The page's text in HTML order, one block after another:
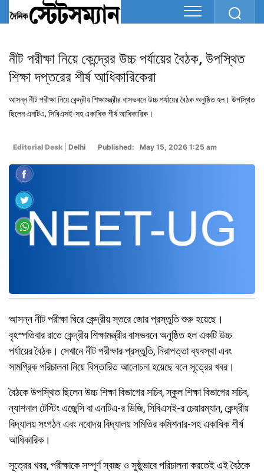
নীট পরীক্ষা নিয়ে কেন্দ্রের উচ্চ পর্যায়ের বৈঠক, উপস্থিত
শিক্ষা দপ্তরের শীর্ষ আধিকারিকেরা
আসন্ন নীট পরীক্ষা নিয়ে কেন্দ্রীয় শিক্ষামন্ত্রীর বাসভবনে উচ্চ পর্যায়ের বৈঠক অনুষ্ঠিত হল। উপস্থিত
ছিলেন এনটিএ, সিবিএসই-সহ একাধিক শীর্ষ আধিকারিক।
Editorial Desk Delhi Published: May 15, 2026 1:25 am
আসন্ন নীট পরীক্ষা ঘিরে কেন্দ্রীয় স্তরে জোর প্রস্তুতি শুরু হয়েছে।
বৃহস্পতিবার রাতে কেন্দ্রীয় শিক্ষামন্ত্রীর বাসভবনে অনুষ্ঠিত হল একটি উচ্চ
পর্যায়ের বৈঠক। সেখানে নীট পরীক্ষার প্রস্তুতি, নিরাপত্তা ব্যবস্থা এবং
সামগ্রিক পরিচালনা নিয়ে বিস্তারিত আলোচনা হয়েছে বলে সূত্রের খবর।
বৈঠকে উপস্থিত ছিলেন উচ্চ শিক্ষা বিভাগের সচিব, স্কুল শিক্ষা বিভাগের সচিব,
ন্যাশনাল টেস্টিং এজেন্সি বা এনটিএ-র ডিজি, সিবিএসই-র চেয়ারম্যান, কেন্দ্রীয়
বিদ্যালয় সংগঠন এবং নবোদয় বিদ্যালয় সমিতির কমিশনার-সহ একাধিক শীর্ষ
আধিকারিক।
সূত্রের খবর, পরীক্ষাকে সম্পূর্ণ স্বচ্ছ ও সুষ্ঠুভাবে পরিচালনা করতেই এই বৈঠকে